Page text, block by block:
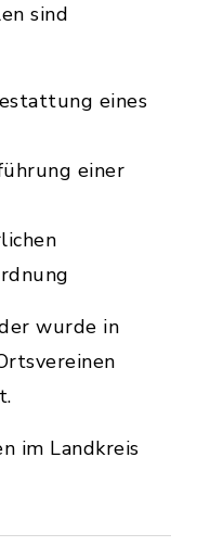
sind
eines
einer
wurde in
im Landkreis